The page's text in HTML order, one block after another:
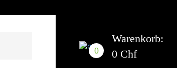
0
Warenkorb:
0 Chf